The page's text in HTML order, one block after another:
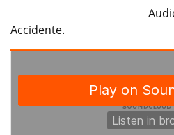
Audio: Voz
Accidente.